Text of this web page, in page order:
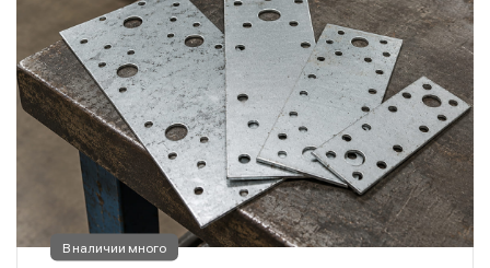
В наличии много